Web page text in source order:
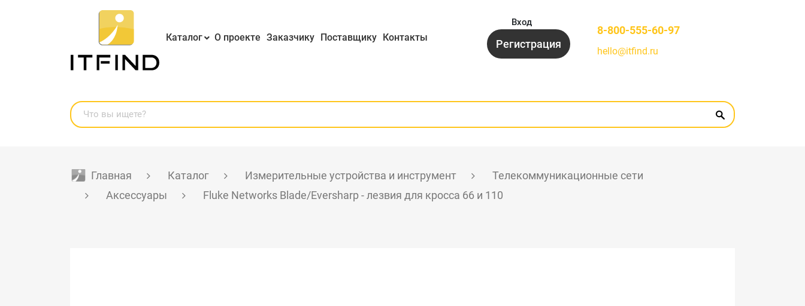
Каталог О проекте Заказчику Поставщику Контакты
Вход
Регистрация
8-800-555-60-97
hello@itfind.ru
Главная Каталог Измерительные устройства и инструмент
Телекоммуникационные сети
Аксессуары
Fluke Networks Blade/Eversharp - лезвия для кросса 66 и 110